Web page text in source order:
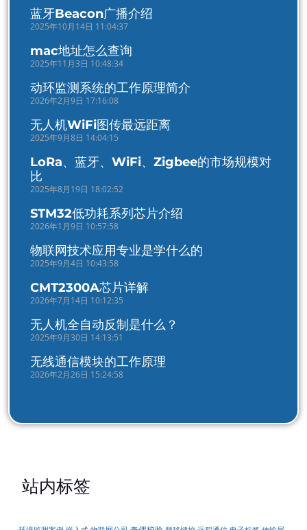
蓝牙Beacon广播介绍
2025年10月14日 11:04:37
mac地址怎么查询
2025年11月3日 10:48:34
动环监测系统的工作原理简介
2026年2月9日 17:16:08
无人机WiFi图传最远距离
2025年9月8日 14:04:15
LoRa、蓝牙、WiFi、Zigbee的市场规模对
比
2025年8月19日 18:02:52
STM32低功耗系列芯片介绍
2026年1月9日 10:57:58
物联网技术应用专业是学什么的
2025年9月4日 10:43:58
CMT2300A芯片详解
2026年7月14日 10:12:35
无人机全自动反制是什么？
2025年9月30日 14:13:51
无线通信模块的工作原理
2026年2月26日 15:24:58
站内标签